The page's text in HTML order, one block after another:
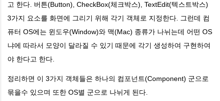
고 한다. 버튼(Button), CheckBox(체크박스), TextEdit(텍스트박스)
3가지 요소를 화면에 그리기 위해 각기 객체로 지정한다. 그런데 컴
퓨터 OS에는 윈도우(Window)와 맥(Mac) 종류가 나뉘는데 어떤 OS
냐에 따라서 모양이 달라질 수 있기 때문에 각기 생성하여 구현하여
야 한다고 한다.
정리하면 이 3가지 객체들은 하나의 컴포넌트(Component) 군으로
묶을수 있으며 또한 OS별 군으로 나뉘게 된다.